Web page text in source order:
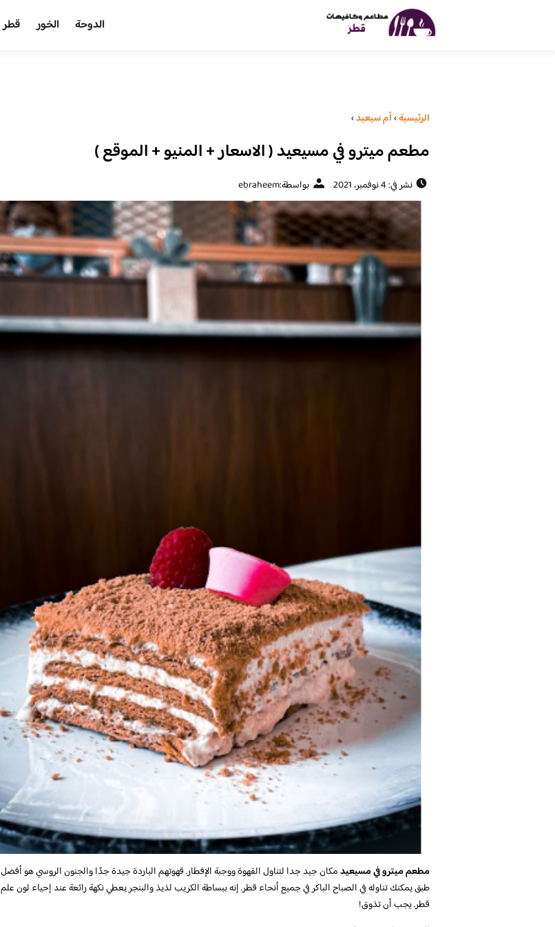
الدوحة الخور قطر
الرئيسية›أم سيعيد›
مطعم ميترو في مسيعيد ( الاسعار + المنيو + الموقع )
نشر في: 4 نوفمبر، 2021 بواسطة:ebraheem
مطعم ميترو في مسيعيدمكان جيد جدا لتناول القهوة ووجبة الإفطار. قهوتهم الباردة جيدة جدًا والجنون الروسي هو أفضل
طبق يمكنك تناوله في الصباح الباكر في جميع أنحاء قطر. إنه ببساطة الكريب لذيذ والبنجر يعطي نكهة رائعة عند إحياء لون علم
قطر. يجب أن تذوق!